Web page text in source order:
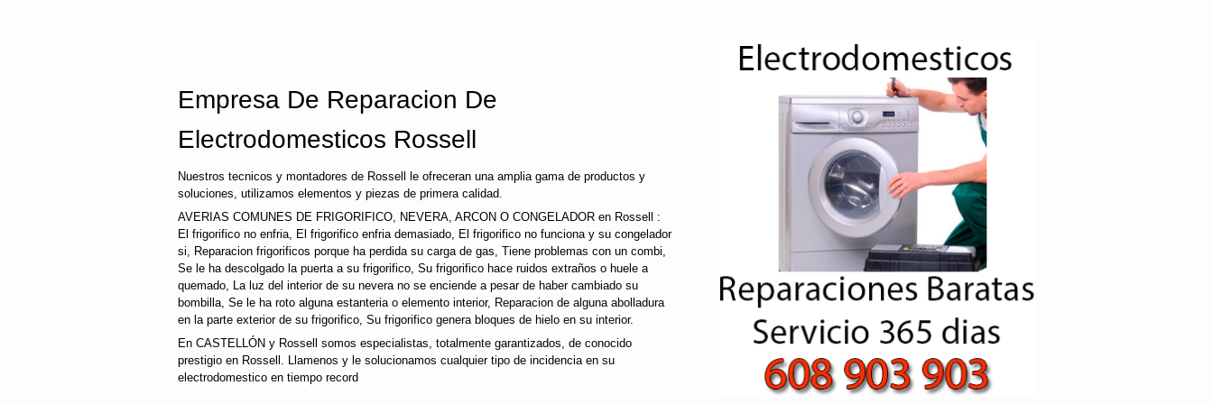
Empresa De Reparacion De
Electrodomesticos Rossell
Nuestros tecnicos y montadores de Rossell le ofreceran una amplia gama de productos y
soluciones, utilizamos elementos y piezas de primera calidad.
AVERIAS COMUNES DE FRIGORIFICO, NEVERA, ARCON O CONGELADOR en Rossell :
El frigorifico no enfria, El frigorifico enfria demasiado, El frigorifico no funciona y su congelador
si, Reparacion frigorificos porque ha perdida su carga de gas, Tiene problemas con un combi,
Se le ha descolgado la puerta a su frigorifico, Su frigorifico hace ruidos extraños o huele a
quemado, La luz del interior de su nevera no se enciende a pesar de haber cambiado su
bombilla, Se le ha roto alguna estanteria o elemento interior, Reparacion de alguna abolladura
en la parte exterior de su frigorifico, Su frigorifico genera bloques de hielo en su interior.
En CASTELLÓN y Rossell somos especialistas, totalmente garantizados, de conocido
prestigio en Rossell. Llamenos y le solucionamos cualquier tipo de incidencia en su
electrodomestico en tiempo record